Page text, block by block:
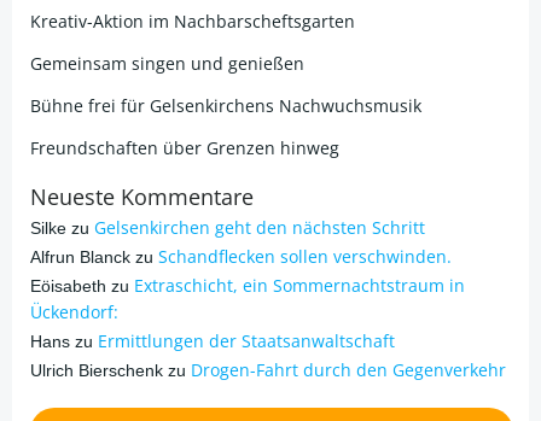
Kreativ-Aktion im Nachbarscheftsgarten
Gemeinsam singen und genießen
Bühne frei für Gelsenkirchens Nachwuchsmusik
Freundschaften über Grenzen hinweg
Neueste Kommentare
Silke zu Gelsenkirchen geht den nächsten Schritt
Alfrun Blanck zu Schandflecken sollen verschwinden.
Eöisabeth zu Extraschicht, ein Sommernachtstraum in
Ückendorf:
Hans zu Ermittlungen der Staatsanwaltschaft
Ulrich Bierschenk zu Drogen-Fahrt durch den Gegenverkehr